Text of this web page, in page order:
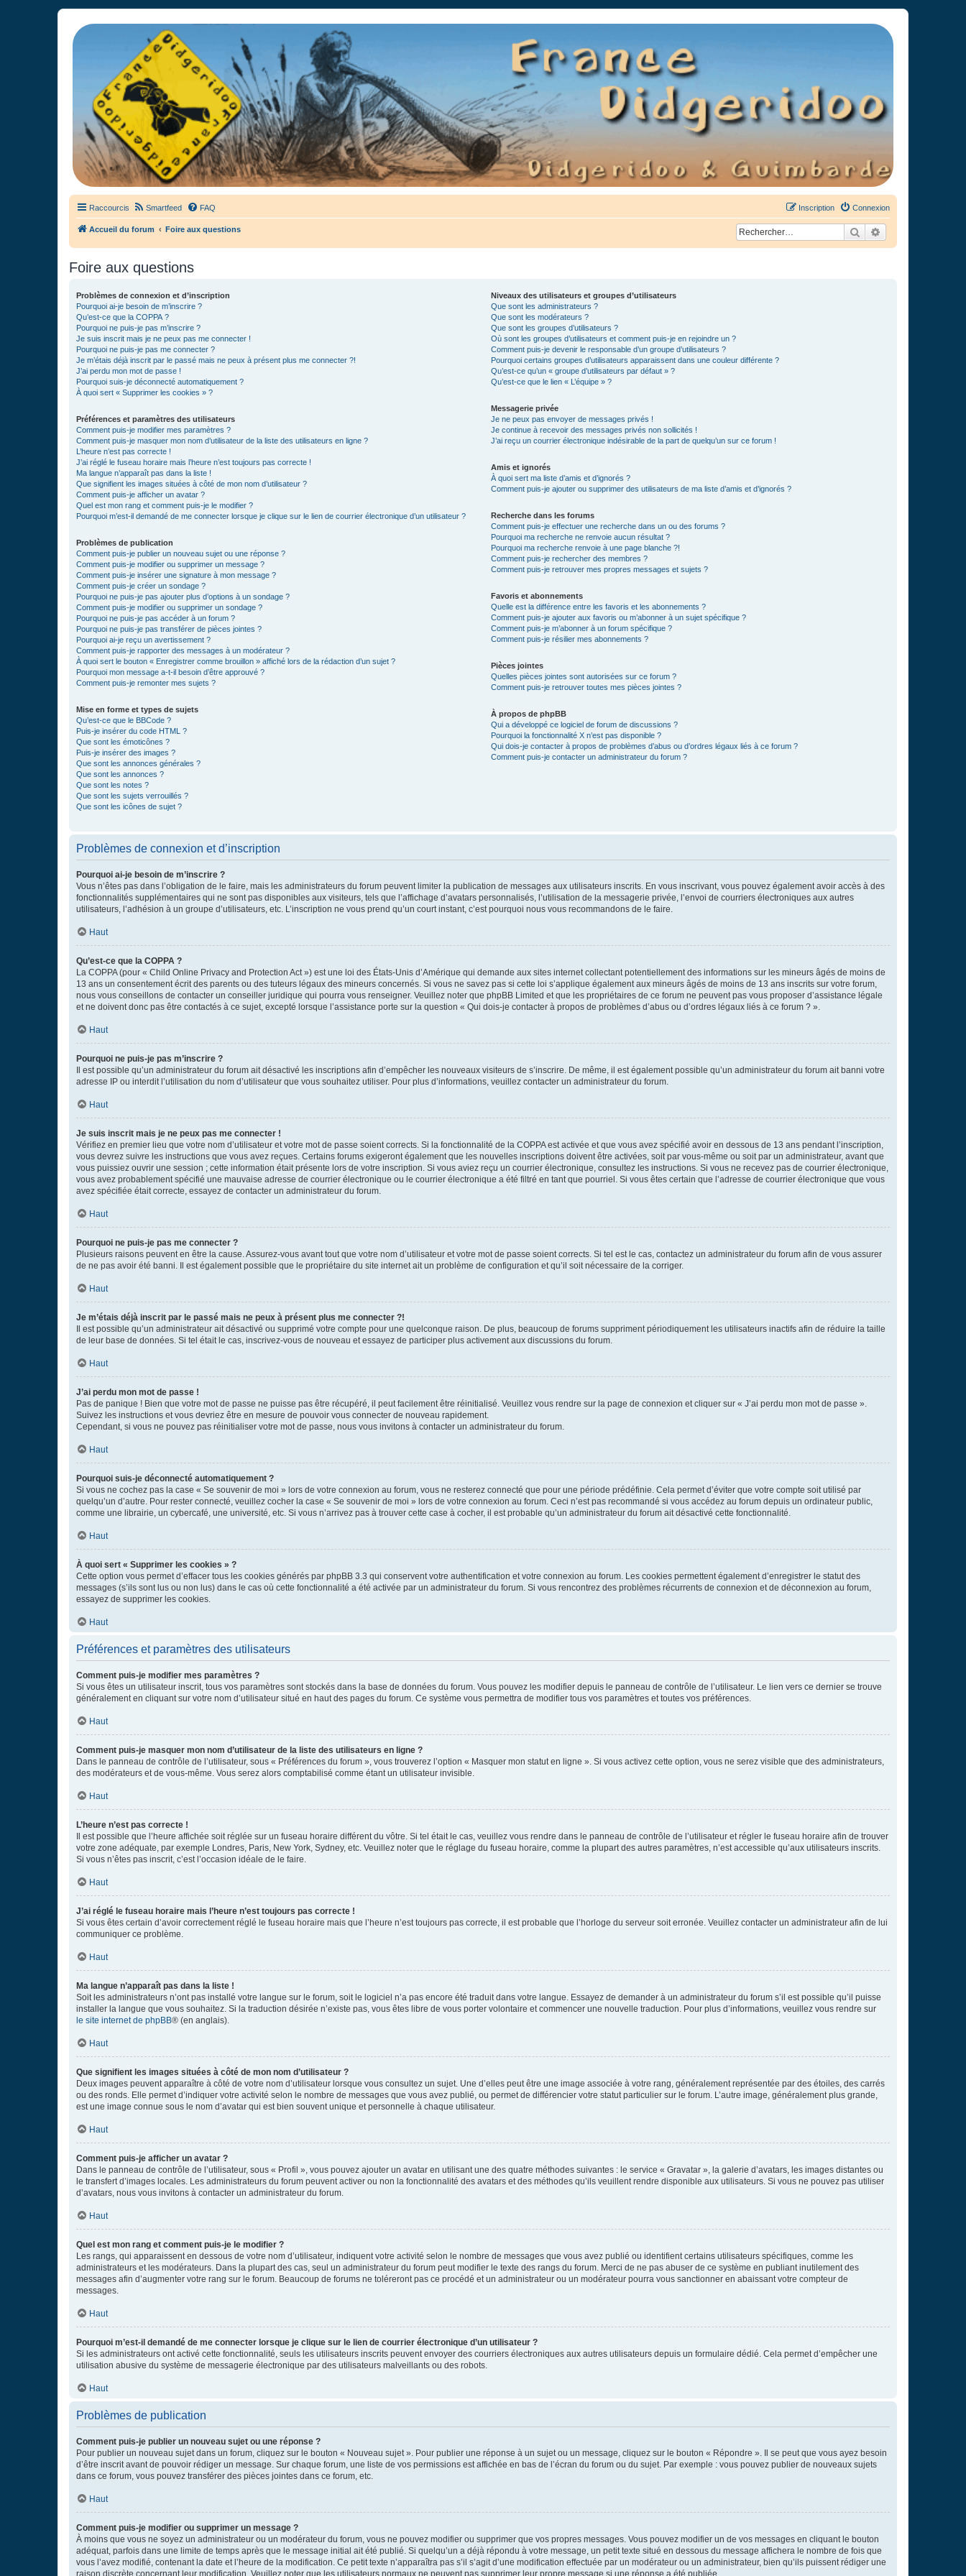
France Didgeridoo
Didgeridoo et Guimbarde sur France Didgeridoo - retrouvez la communauté.
Raccourcis Smartfeed FAQ Connexion
Inscription
Accueil du forum Foire aux questions Rechercher
Foire aux questions
Problèmes de connexion et d’inscription
Pourquoi ai-je besoin de m’inscrire ?
Qu’est-ce que la COPPA ?
Pourquoi ne puis-je pas m’inscrire ?
Je suis inscrit mais je ne peux pas me connecter !
Pourquoi ne puis-je pas me connecter ?
Je m’étais déjà inscrit par le passé mais ne peux à présent plus me connecter ?!
J’ai perdu mon mot de passe !
Pourquoi suis-je déconnecté automatiquement ?
À quoi sert « Supprimer les cookies » ?
Préférences et paramètres des utilisateurs
Comment puis-je modifier mes paramètres ?
Comment puis-je masquer mon nom d’utilisateur de la liste des utilisateurs en ligne ?
L’heure n’est pas correcte !
J’ai réglé le fuseau horaire mais l’heure n’est toujours pas correcte !
Ma langue n’apparaît pas dans la liste !
Que signifient les images situées à côté de mon nom d’utilisateur ?
Comment puis-je afficher un avatar ?
Quel est mon rang et comment puis-je le modifier ?
Pourquoi m’est-il demandé de me connecter lorsque je clique sur le lien de courrier électronique d’un utilisateur ?
Problèmes de publication
Comment puis-je publier un nouveau sujet ou une réponse ?
Comment puis-je modifier ou supprimer un message ?
Comment puis-je insérer une signature à mon message ?
Comment puis-je créer un sondage ?
Pourquoi ne puis-je pas ajouter plus d’options à un sondage ?
Comment puis-je modifier ou supprimer un sondage ?
Pourquoi ne puis-je pas accéder à un forum ?
Pourquoi ne puis-je pas transférer de pièces jointes ?
Pourquoi ai-je reçu un avertissement ?
Comment puis-je rapporter des messages à un modérateur ?
À quoi sert le bouton « Enregistrer comme brouillon » affiché lors de la rédaction d’un sujet ?
Pourquoi mon message a-t-il besoin d’être approuvé ?
Comment puis-je remonter mes sujets ?
Mise en forme et types de sujets
Qu’est-ce que le BBCode ?
Puis-je insérer du code HTML ?
Que sont les émoticônes ?
Puis-je insérer des images ?
Que sont les annonces générales ?
Que sont les annonces ?
Que sont les notes ?
Que sont les sujets verrouillés ?
Que sont les icônes de sujet ?
Niveaux des utilisateurs et groupes d’utilisateurs
Que sont les administrateurs ?
Que sont les modérateurs ?
Que sont les groupes d’utilisateurs ?
Où sont les groupes d’utilisateurs et comment puis-je en rejoindre un ?
Comment puis-je devenir le responsable d’un groupe d’utilisateurs ?
Pourquoi certains groupes d’utilisateurs apparaissent dans une couleur différente ?
Qu’est-ce qu’un « groupe d’utilisateurs par défaut » ?
Qu’est-ce que le lien « L’équipe » ?
Messagerie privée
Je ne peux pas envoyer de messages privés !
Je continue à recevoir des messages privés non sollicités !
J’ai reçu un courrier électronique indésirable de la part de quelqu’un sur ce forum !
Amis et ignorés
À quoi sert ma liste d’amis et d’ignorés ?
Comment puis-je ajouter ou supprimer des utilisateurs de ma liste d’amis et d’ignorés ?
Recherche dans les forums
Comment puis-je effectuer une recherche dans un ou des forums ?
Pourquoi ma recherche ne renvoie aucun résultat ?
Pourquoi ma recherche renvoie à une page blanche ?!
Comment puis-je rechercher des membres ?
Comment puis-je retrouver mes propres messages et sujets ?
Favoris et abonnements
Quelle est la différence entre les favoris et les abonnements ?
Comment puis-je ajouter aux favoris ou m’abonner à un sujet spécifique ?
Comment puis-je m’abonner à un forum spécifique ?
Comment puis-je résilier mes abonnements ?
Pièces jointes
Quelles pièces jointes sont autorisées sur ce forum ?
Comment puis-je retrouver toutes mes pièces jointes ?
À propos de phpBB
Qui a développé ce logiciel de forum de discussions ?
Pourquoi la fonctionnalité X n’est pas disponible ?
Qui dois-je contacter à propos de problèmes d’abus ou d’ordres légaux liés à ce forum ?
Comment puis-je contacter un administrateur du forum ?
Problèmes de connexion et d’inscription
Pourquoi ai-je besoin de m’inscrire ?
Vous n’êtes pas dans l’obligation de le faire, mais les administrateurs du forum peuvent limiter la publication de messages aux utilisateurs inscrits. En vous inscrivant, vous pouvez également avoir accès à des
fonctionnalités supplémentaires qui ne sont pas disponibles aux visiteurs, tels que l’affichage d’avatars personnalisés, l’utilisation de la messagerie privée, l’envoi de courriers électroniques aux autres
utilisateurs, l’adhésion à un groupe d’utilisateurs, etc. L’inscription ne vous prend qu’un court instant, c’est pourquoi nous vous recommandons de le faire.
Haut
Qu’est-ce que la COPPA ?
La COPPA (pour « Child Online Privacy and Protection Act ») est une loi des États-Unis d’Amérique qui demande aux sites internet collectant potentiellement des informations sur les mineurs âgés de moins de
13 ans un consentement écrit des parents ou des tuteurs légaux des mineurs concernés. Si vous ne savez pas si cette loi s’applique également aux mineurs âgés de moins de 13 ans inscrits sur votre forum,
nous vous conseillons de contacter un conseiller juridique qui pourra vous renseigner. Veuillez noter que phpBB Limited et que les propriétaires de ce forum ne peuvent pas vous proposer d’assistance légale
et ne doivent donc pas être contactés à ce sujet, excepté lorsque l’assistance porte sur la question « Qui dois-je contacter à propos de problèmes d’abus ou d’ordres légaux liés à ce forum ? ».
Haut
Pourquoi ne puis-je pas m’inscrire ?
Il est possible qu’un administrateur du forum ait désactivé les inscriptions afin d’empêcher les nouveaux visiteurs de s’inscrire. De même, il est également possible qu’un administrateur du forum ait banni votre
adresse IP ou interdit l’utilisation du nom d’utilisateur que vous souhaitez utiliser. Pour plus d’informations, veuillez contacter un administrateur du forum.
Haut
Je suis inscrit mais je ne peux pas me connecter !
Vérifiez en premier lieu que votre nom d’utilisateur et votre mot de passe soient corrects. Si la fonctionnalité de la COPPA est activée et que vous avez spécifié avoir en dessous de 13 ans pendant l’inscription,
vous devrez suivre les instructions que vous avez reçues. Certains forums exigeront également que les nouvelles inscriptions doivent être activées, soit par vous-même ou soit par un administrateur, avant que
vous puissiez ouvrir une session ; cette information était présente lors de votre inscription. Si vous aviez reçu un courrier électronique, consultez les instructions. Si vous ne recevez pas de courrier électronique,
vous avez probablement spécifié une mauvaise adresse de courrier électronique ou le courrier électronique a été filtré en tant que pourriel. Si vous êtes certain que l’adresse de courrier électronique que vous
avez spécifiée était correcte, essayez de contacter un administrateur du forum.
Haut
Pourquoi ne puis-je pas me connecter ?
Plusieurs raisons peuvent en être la cause. Assurez-vous avant tout que votre nom d’utilisateur et votre mot de passe soient corrects. Si tel est le cas, contactez un administrateur du forum afin de vous assurer
de ne pas avoir été banni. Il est également possible que le propriétaire du site internet ait un problème de configuration et qu’il soit nécessaire de la corriger.
Haut
Je m’étais déjà inscrit par le passé mais ne peux à présent plus me connecter ?!
Il est possible qu’un administrateur ait désactivé ou supprimé votre compte pour une quelconque raison. De plus, beaucoup de forums suppriment périodiquement les utilisateurs inactifs afin de réduire la taille
de leur base de données. Si tel était le cas, inscrivez-vous de nouveau et essayez de participer plus activement aux discussions du forum.
Haut
J’ai perdu mon mot de passe !
Pas de panique ! Bien que votre mot de passe ne puisse pas être récupéré, il peut facilement être réinitialisé. Veuillez vous rendre sur la page de connexion et cliquer sur « J’ai perdu mon mot de passe ».
Suivez les instructions et vous devriez être en mesure de pouvoir vous connecter de nouveau rapidement.
Cependant, si vous ne pouvez pas réinitialiser votre mot de passe, nous vous invitons à contacter un administrateur du forum.
Haut
Pourquoi suis-je déconnecté automatiquement ?
Si vous ne cochez pas la case « Se souvenir de moi » lors de votre connexion au forum, vous ne resterez connecté que pour une période prédéfinie. Cela permet d’éviter que votre compte soit utilisé par
quelqu’un d’autre. Pour rester connecté, veuillez cocher la case « Se souvenir de moi » lors de votre connexion au forum. Ceci n’est pas recommandé si vous accédez au forum depuis un ordinateur public,
comme une librairie, un cybercafé, une université, etc. Si vous n’arrivez pas à trouver cette case à cocher, il est probable qu’un administrateur du forum ait désactivé cette fonctionnalité.
Haut
À quoi sert « Supprimer les cookies » ?
Cette option vous permet d’effacer tous les cookies générés par phpBB 3.3 qui conservent votre authentification et votre connexion au forum. Les cookies permettent également d’enregistrer le statut des
messages (s’ils sont lus ou non lus) dans le cas où cette fonctionnalité a été activée par un administrateur du forum. Si vous rencontrez des problèmes récurrents de connexion et de déconnexion au forum,
essayez de supprimer les cookies.
Haut
Préférences et paramètres des utilisateurs
Comment puis-je modifier mes paramètres ?
Si vous êtes un utilisateur inscrit, tous vos paramètres sont stockés dans la base de données du forum. Vous pouvez les modifier depuis le panneau de contrôle de l’utilisateur. Le lien vers ce dernier se trouve
généralement en cliquant sur votre nom d’utilisateur situé en haut des pages du forum. Ce système vous permettra de modifier tous vos paramètres et toutes vos préférences.
Haut
Comment puis-je masquer mon nom d’utilisateur de la liste des utilisateurs en ligne ?
Dans le panneau de contrôle de l’utilisateur, sous « Préférences du forum », vous trouverez l’option « Masquer mon statut en ligne ». Si vous activez cette option, vous ne serez visible que des administrateurs,
des modérateurs et de vous-même. Vous serez alors comptabilisé comme étant un utilisateur invisible.
Haut
L’heure n’est pas correcte !
Il est possible que l’heure affichée soit réglée sur un fuseau horaire différent du vôtre. Si tel était le cas, veuillez vous rendre dans le panneau de contrôle de l’utilisateur et régler le fuseau horaire afin de trouver
votre zone adéquate, par exemple Londres, Paris, New York, Sydney, etc. Veuillez noter que le réglage du fuseau horaire, comme la plupart des autres paramètres, n’est accessible qu’aux utilisateurs inscrits.
Si vous n’êtes pas inscrit, c’est l’occasion idéale de le faire.
Haut
J’ai réglé le fuseau horaire mais l’heure n’est toujours pas correcte !
Si vous êtes certain d’avoir correctement réglé le fuseau horaire mais que l’heure n’est toujours pas correcte, il est probable que l’horloge du serveur soit erronée. Veuillez contacter un administrateur afin de lui
communiquer ce problème.
Haut
Ma langue n’apparaît pas dans la liste !
Soit les administrateurs n’ont pas installé votre langue sur le forum, soit le logiciel n’a pas encore été traduit dans votre langue. Essayez de demander à un administrateur du forum s’il est possible qu’il puisse
installer la langue que vous souhaitez. Si la traduction désirée n’existe pas, vous êtes libre de vous porter volontaire et commencer une nouvelle traduction. Pour plus d’informations, veuillez vous rendre sur
le site internet de phpBB® (en anglais).
Haut
Que signifient les images situées à côté de mon nom d’utilisateur ?
Deux images peuvent apparaître à côté de votre nom d’utilisateur lorsque vous consultez un sujet. Une d’elles peut être une image associée à votre rang, généralement représentée par des étoiles, des carrés
ou des ronds. Elle permet d’indiquer votre activité selon le nombre de messages que vous avez publié, ou permet de différencier votre statut particulier sur le forum. L’autre image, généralement plus grande,
est une image connue sous le nom d’avatar qui est bien souvent unique et personnelle à chaque utilisateur.
Haut
Comment puis-je afficher un avatar ?
Dans le panneau de contrôle de l’utilisateur, sous « Profil », vous pouvez ajouter un avatar en utilisant une des quatre méthodes suivantes : le service « Gravatar », la galerie d’avatars, les images distantes ou
le transfert d’images locales. Les administrateurs du forum peuvent activer ou non la fonctionnalité des avatars et des méthodes qu’ils veuillent rendre disponible aux utilisateurs. Si vous ne pouvez pas utiliser
d’avatars, nous vous invitons à contacter un administrateur du forum.
Haut
Quel est mon rang et comment puis-je le modifier ?
Les rangs, qui apparaissent en dessous de votre nom d’utilisateur, indiquent votre activité selon le nombre de messages que vous avez publié ou identifient certains utilisateurs spécifiques, comme les
administrateurs et les modérateurs. Dans la plupart des cas, seul un administrateur du forum peut modifier le texte des rangs du forum. Merci de ne pas abuser de ce système en publiant inutilement des
messages afin d’augmenter votre rang sur le forum. Beaucoup de forums ne toléreront pas ce procédé et un administrateur ou un modérateur pourra vous sanctionner en abaissant votre compteur de
messages.
Haut
Pourquoi m’est-il demandé de me connecter lorsque je clique sur le lien de courrier électronique d’un utilisateur ?
Si les administrateurs ont activé cette fonctionnalité, seuls les utilisateurs inscrits peuvent envoyer des courriers électroniques aux autres utilisateurs depuis un formulaire dédié. Cela permet d’empêcher une
utilisation abusive du système de messagerie électronique par des utilisateurs malveillants ou des robots.
Haut
Problèmes de publication
Comment puis-je publier un nouveau sujet ou une réponse ?
Pour publier un nouveau sujet dans un forum, cliquez sur le bouton « Nouveau sujet ». Pour publier une réponse à un sujet ou un message, cliquez sur le bouton « Répondre ». Il se peut que vous ayez besoin
d’être inscrit avant de pouvoir rédiger un message. Sur chaque forum, une liste de vos permissions est affichée en bas de l’écran du forum ou du sujet. Par exemple : vous pouvez publier de nouveaux sujets
dans ce forum, vous pouvez transférer des pièces jointes dans ce forum, etc.
Haut
Comment puis-je modifier ou supprimer un message ?
À moins que vous ne soyez un administrateur ou un modérateur du forum, vous ne pouvez modifier ou supprimer que vos propres messages. Vous pouvez modifier un de vos messages en cliquant le bouton
adéquat, parfois dans une limite de temps après que le message initial ait été publié. Si quelqu’un a déjà répondu à votre message, un petit texte situé en dessous du message affichera le nombre de fois que
vous l’avez modifié, contenant la date et l’heure de la modification. Ce petit texte n’apparaîtra pas s’il s’agit d’une modification effectuée par un modérateur ou un administrateur, bien qu’ils puissent rédiger une
raison discrète concernant leur modification. Veuillez noter que les utilisateurs normaux ne peuvent pas supprimer leur propre message si une réponse a été publiée.